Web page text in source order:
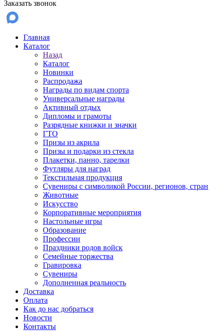
Заказать звонок
Главная
Каталог
Назад
Каталог
Новинки
Распродажа
Награды по видам спорта
Универсальные награды
Активный отдых
Дипломы и грамоты
Разрядные книжки и значки
ГТО
Призы из акрила
Призы и подарки из стекла
Плакетки, панно, тарелки
Футляры для наград
Текстильная продукция
Сувениры с символикой России, регионов, стран
Животные
Искусство
Корпоративные мероприятия
Настольные игры
Образование
Профессии
Праздники родов войск
Семейные торжества
Гравировка
Сувениры
Дополненная реальность
Доставка
Оплата
Как до нас добраться
Новости
Контакты